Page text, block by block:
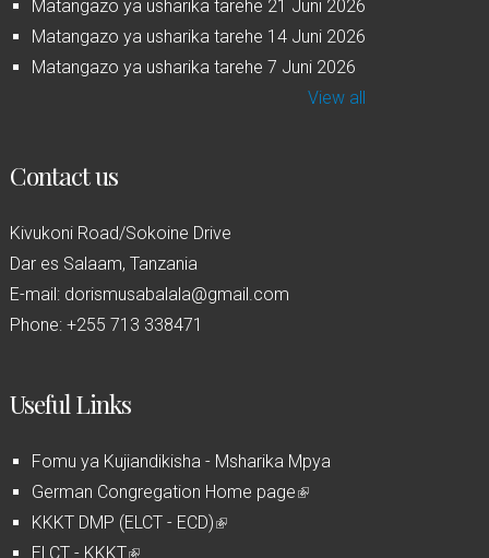
Matangazo ya usharika tarehe 21 Juni 2026
Matangazo ya usharika tarehe 14 Juni 2026
Matangazo ya usharika tarehe 7 Juni 2026
View all
Contact us
Kivukoni Road/Sokoine Drive
Dar es Salaam, Tanzania
E-mail: dorismusabalala@gmail.com
Phone: +255 713 338471
Useful Links
Fomu ya Kujiandikisha - Msharika Mpya
German Congregation Home page(
KKKT DMP (ELCT - ECD)(
ELCT - KKKT(